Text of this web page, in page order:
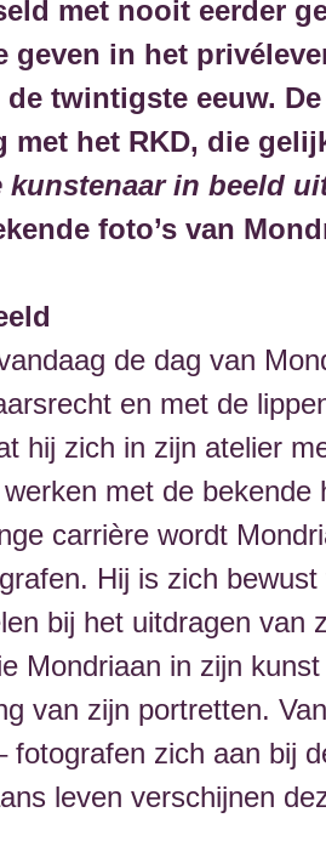
met nooit eerder
geven in het
de twintigste eeuw.
met het RKD, die
kunstenaar in beeld
foto’s van
de dag van
en met de
hij zich in zijn atelier
met de bekende
carrière wordt
Hij is zich
bij het uitdragen van
Mondriaan in zijn
van zijn portretten.
fotografen zich aan bij
leven verschijnen